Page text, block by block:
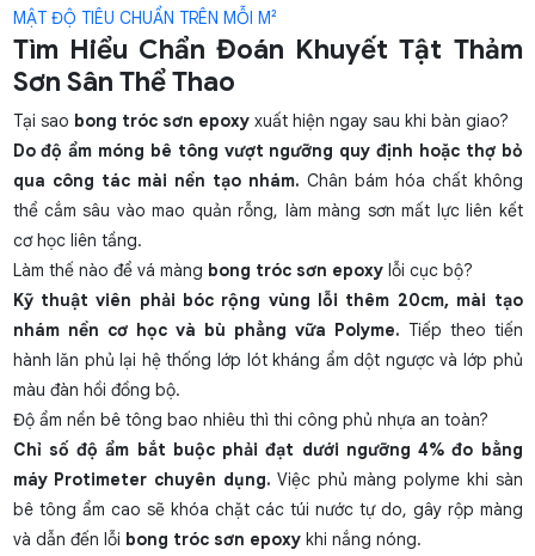
MẬT ĐỘ TIÊU CHUẨN TRÊN MỖI M²
Tìm Hiểu Chẩn Đoán Khuyết Tật Thảm
Sơn Sân Thể Thao
Tại sao bong tróc sơn epoxyxuất hiện ngay sau khi bàn giao?
Do độ ẩm móng bê tông vượt ngưỡng quy định hoặc thợ bỏ
qua công tác mài nền tạo nhám. Chân bám hóa chất không
thể cắm sâu vào mao quản rỗng, làm màng sơn mất lực liên kết
cơ học liên tầng.
Làm thế nào để vá màng bong tróc sơn epoxylỗi cục bộ?
Kỹ thuật viên phải bóc rộng vùng lỗi thêm 20cm, mài tạo
nhám nền cơ học và bù phẳng vữa Polyme. Tiếp theo tiến
hành lăn phủ lại hệ thống lớp lót kháng ẩm dột ngược và lớp phủ
màu đàn hồi đồng bộ.
Độ ẩm nền bê tông bao nhiêu thì thi công phủ nhựa an toàn?
Chỉ số độ ẩm bắt buộc phải đạt dưới ngưỡng 4% đo bằng
máy Protimeter chuyên dụng. Việc phủ màng polyme khi sàn
bê tông ẩm cao sẽ khóa chặt các túi nước tự do, gây rộp màng
và dẫn đến lỗi bong tróc sơn epoxykhi nắng nóng.